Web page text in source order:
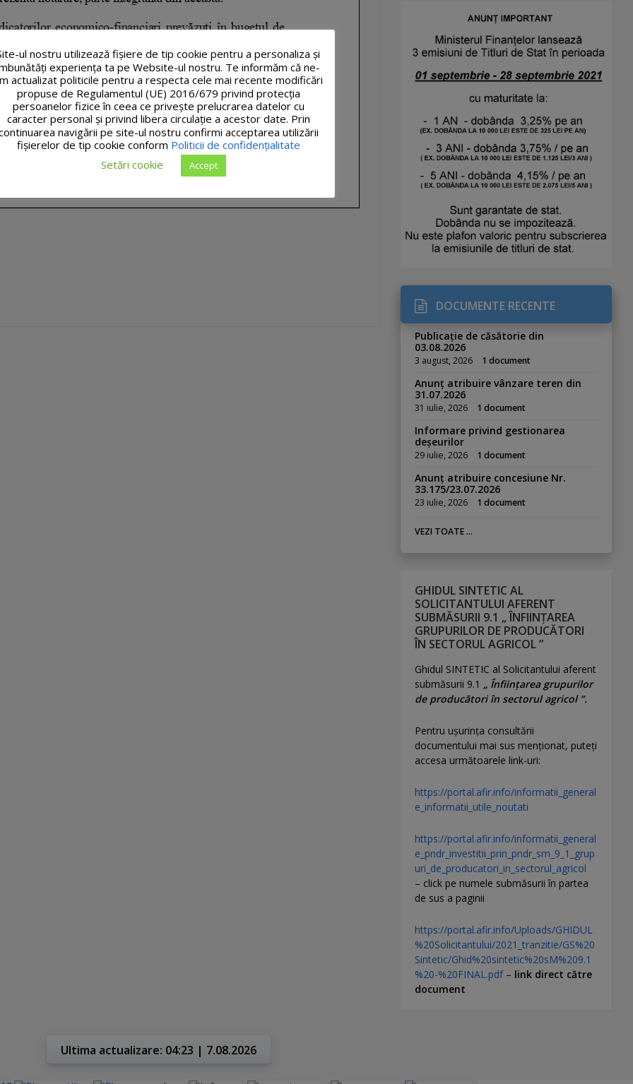
DOCUMENTE RECENTE
Publicație de căsătorie din
03.08.2026
3 august, 2026 1 document
Anunț atribuire vânzare teren din
31.07.2026
31 iulie, 2026 1 document
Informare privind gestionarea
deșeurilor
29 iulie, 2026 1 document
Anunț atribuire concesiune Nr.
33.175/23.07.2026
23 iulie, 2026 1 document
VEZI TOATE ...
GHIDUL SINTETIC AL
SOLICITANTULUI AFERENT
SUBMĂSURII 9.1 „ ÎNFIINȚAREA
GRUPURILOR DE PRODUCĂTORI
ÎN SECTORUL AGRICOL ”
Ghidul SINTETIC al Solicitantului aferent
submăsurii 9.1 „ Înființarea grupurilor
de producători în sectorul agricol ”.
Pentru uşurinţa consultării
documentului mai sus menţionat, puteţi
accesa următoarele link-uri:
https://portal.afir.info/informatii_general
e_informatii_utile_noutati
https://portal.afir.info/informatii_general
e_pndr_investitii_prin_pndr_sm_9_1_grup
uri_de_producatori_in_sectorul_agricol
– click pe numele submăsurii în partea
de sus a paginii
https://portal.afir.info/Uploads/GHIDUL
%20Solicitantului/2021_tranzitie/GS%20
Sintetic/Ghid%20sintetic%20sM%209.1
%20-%20FINAL.pdf– link direct către
document
Ultima actualizare: 04:23 | 7.08.2026
ul nostru utilizează fişiere de tip cookie pentru a personaliza și
experiența ta pe Website-ul nostru. Te informăm că ne-
actualizat politicile pentru a respecta cele mai recente modificări
propuse de Regulamentul (UE) 2016/679 privind protecția
persoanelor fizice în ceea ce privește prelucrarea datelor cu
caracter personal și privind libera circulație a acestor date. Prin
navigării pe site-ul nostru confirmi acceptarea utilizării
fişierelor de tip cookie conform Politicii de confidențialitate
Setări cookie
Accept